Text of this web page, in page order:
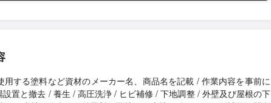
用する塗料など資材のメーカー名、商品名を記載 / 作業内容を事前に
設置と撤去 / 養生 / 高圧洗浄 / ヒビ補修 / 下地調整 / 外壁及び屋根の下